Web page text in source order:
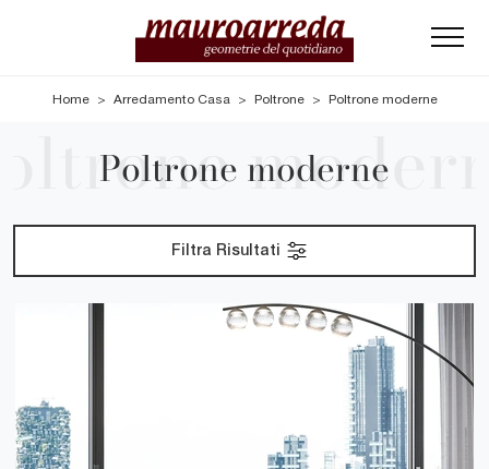
Home > Arredamento Casa > Poltrone > Poltrone moderne
Poltrone moderne
Filtra Risultati